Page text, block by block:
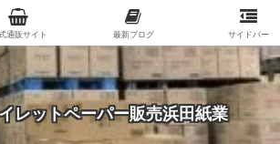
装紙・印刷用紙など）の総合代
レットペーパー販売浜田紙業
通販サイト 最新ブログ サイドバー